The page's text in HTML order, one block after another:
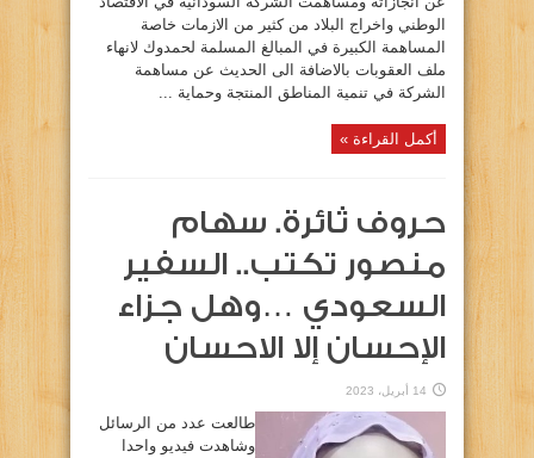
الوطني واخراج البلاد من كثير من الازمات خاصة
المساهمة الكبيرة في المبالغ المسلمة لحمدوك لانهاء
ملف العقوبات بالاضافة الى الحديث عن مساهمة
الشركة في تنمية المناطق المنتجة وحماية ...
أكمل القراءة »
حروف ثائرة. سهام
منصور تكتب.. السفير
السعودي …وهل جزاء
الإحسان إلا الاحسان
14 أبريل، 2023
طالعت عدد من الرسائل
وشاهدت فيديو واحدا